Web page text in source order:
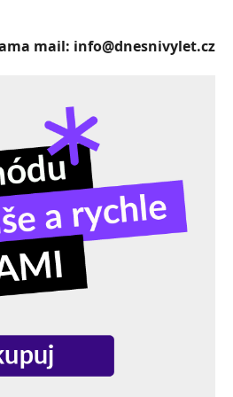
mail: info@dnesnivylet.cz